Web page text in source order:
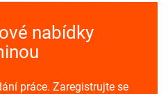
nabídky
práce. Zaregistrujte se